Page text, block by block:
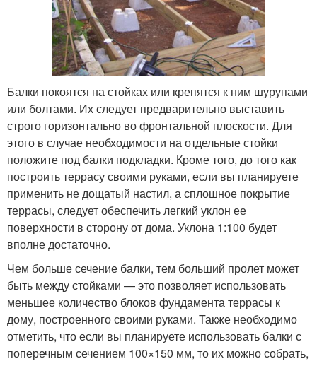
Балки покоятся на стойках или крепятся к ним шурупами
или болтами. Их следует предварительно выставить
строго горизонтально во фронтальной плоскости. Для
этого в случае необходимости на отдельные стойки
положите под балки подкладки. Кроме того, до того как
построить террасу своими руками, если вы планируете
применить не дощатый настил, а сплошное покрытие
террасы, следует обеспечить легкий уклон ее
поверхности в сторону от дома. Уклона 1:100 будет
вполне достаточно.
Чем больше сечение балки, тем больший пролет может
быть между стойками — это позволяет использовать
меньшее количество блоков фундамента террасы к
дому, построенного своими руками. Также необходимо
отметить, что если вы планируете использовать балки с
поперечным сечением 100×150 мм, то их можно собрать,